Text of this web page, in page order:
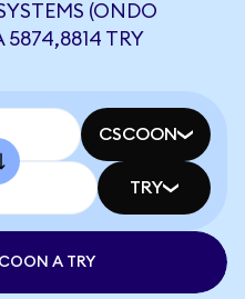
(ONDO
5874,8814 TRY
CSCOON
TRY
A TRY